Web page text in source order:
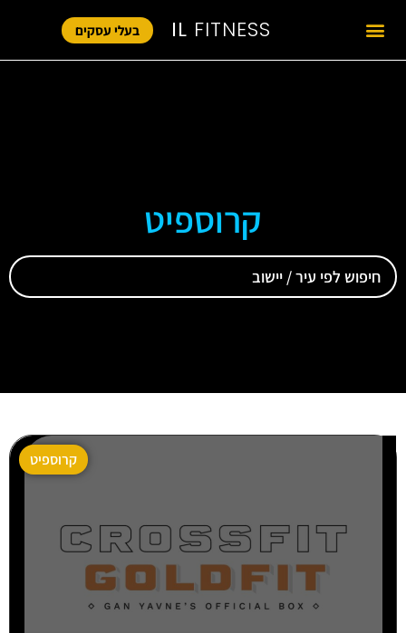
IL FITNESS בעלי עסקים
קרוספיט
קרוספיט